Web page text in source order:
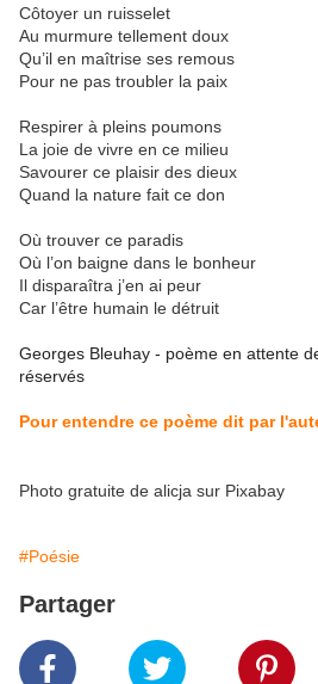
Côtoyer un ruisselet
Au murmure tellement doux
Qu’il en maîtrise ses remous
Pour ne pas troubler la paix
Respirer à pleins poumons
La joie de vivre en ce milieu
Savourer ce plaisir des dieux
Quand la nature fait ce don
Où trouver ce paradis
Où l’on baigne dans le bonheur
Il disparaîtra j’en ai peur
Car l’être humain le détruit
Georges Bleuhay - poème en attente
réservés
Pour entendre ce poème dit par
Photo gratuite de alicja sur Pixabay
#Poésie
Partager